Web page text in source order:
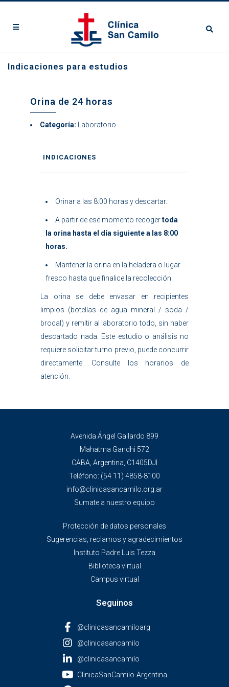
Indicaciones para estudios
Orina de 24 horas
Categoría: Laboratorio
INDICACIONES
Orinar a las 8:00 horas y descartar.
A partir de ese momento recogertoda
la orina hasta el día siguiente a las 8:00
horas.
Mantener la orina en la heladera o lugar
fresco hasta que finalice la recolección.
La orina se debe envasar en recipientes
limpios (botellas de agua mineral / soda /
brocal) y remitir al laboratorio todo, sin haber
descartado nada. Este estudio o análisis no
requiere solicitar turno previo, puede concurrir
directamente. Consulte los horarios de
atención.
Avenida Ángel Gallardo 899
Mahatma Gandhi 572
CABA, Argentina, C1405DJI
Teléfono: (54 11) 4858-8100
info@clinicasancamilo.org.ar
Sumate a nuestro equipo
Protección de datos personales
Sugerencias, reclamos y agradecimientos
Instituto Padre Luis Tezza
Biblioteca virtual
Campus virtual
Seguinos
@clinicasancamiloarg
@clinicasancamilo
@clinicasancamilo
ClinicaSanCamilo-Argentina